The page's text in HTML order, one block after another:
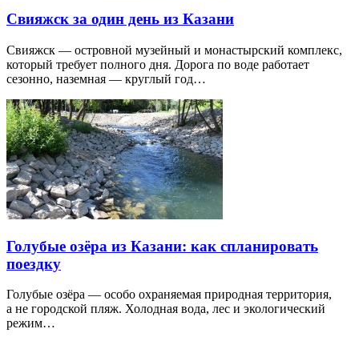
Свияжск за один день из Казани
Свияжск — островной музейный и монастырский комплекс,
который требует полного дня. Дорога по воде работает
сезонно, наземная — круглый год…
Голубые озёра из Казани: как спланировать
поездку
Голубые озёра — особо охраняемая природная территория,
а не городской пляж. Холодная вода, лес и экологический
режим…